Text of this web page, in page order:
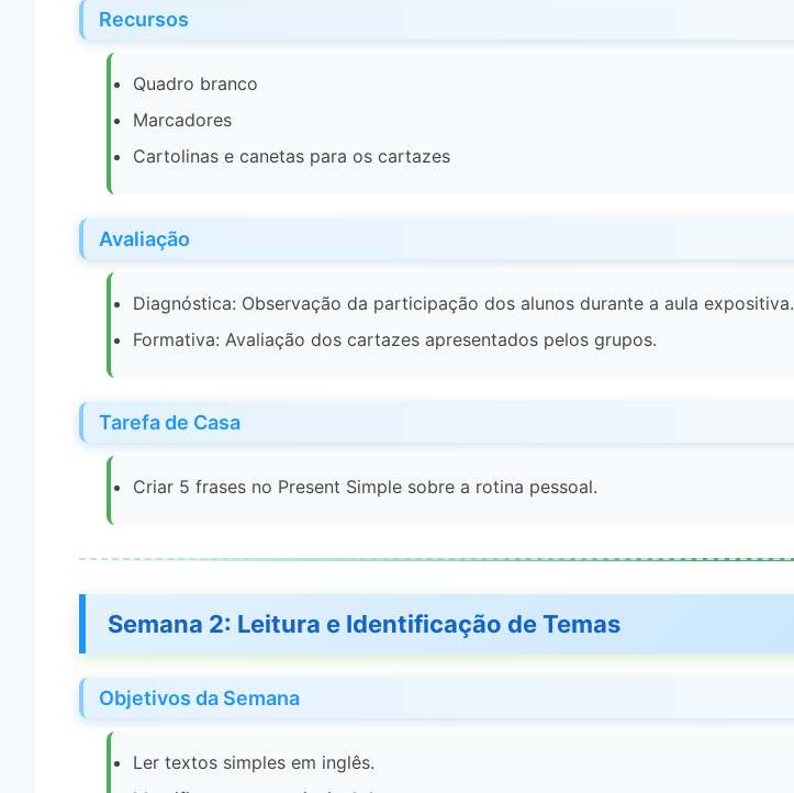
Recursos
Quadro branco
Marcadores
Cartolinas e canetas para os cartazes
Avaliação
Diagnóstica: Observação da participação dos alunos durante a aula expositiva.
Formativa: Avaliação dos cartazes apresentados pelos grupos.
Tarefa de Casa
Criar 5 frases no Present Simple sobre a rotina pessoal.
Semana 2: Leitura e Identificação de Temas
Objetivos da Semana
Ler textos simples em inglês.